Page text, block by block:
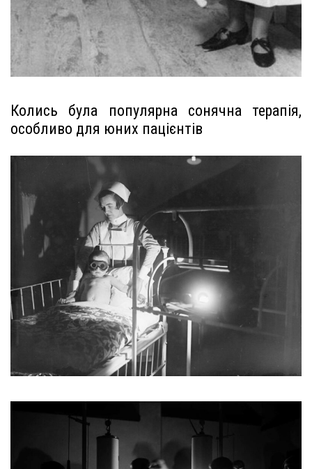
Колись була популярна сонячна терапія,
особливо для юних пацієнтів